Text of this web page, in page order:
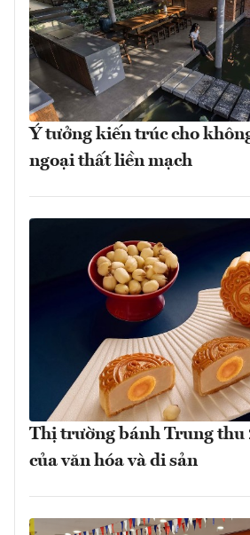
Ý tưởng kiến trúc cho
ngoại thất liền mạch
Thị trường bánh Trung thu
của văn hóa và di sản